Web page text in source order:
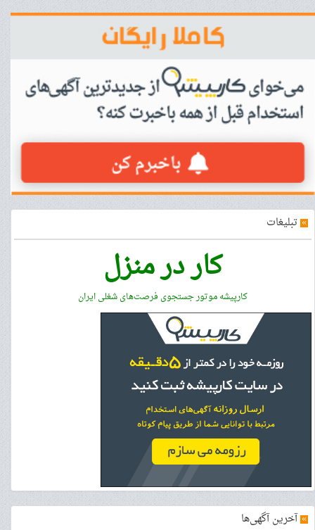
» تبلیغات
کار در منزل
کارپیشه موتور جستجوی فرصت‌های شغلی ایران
»آخرین آگهی‌ها